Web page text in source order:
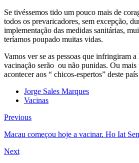
Se tivéssemos tido um pouco mais de
todos os prevaricadores, sem excepção,
implementação das medidas sanitárias,
teríamos poupado muitas vidas.
Vamos ver se as pessoas que infringiram a
vacinação serão ou não punidas. Ou mais
acontecer aos “ chicos-espertos” deste
Jorge Sales Marques
Vacinas
Previous
Macau começou hoje a vacinar. Ho Iat
Next